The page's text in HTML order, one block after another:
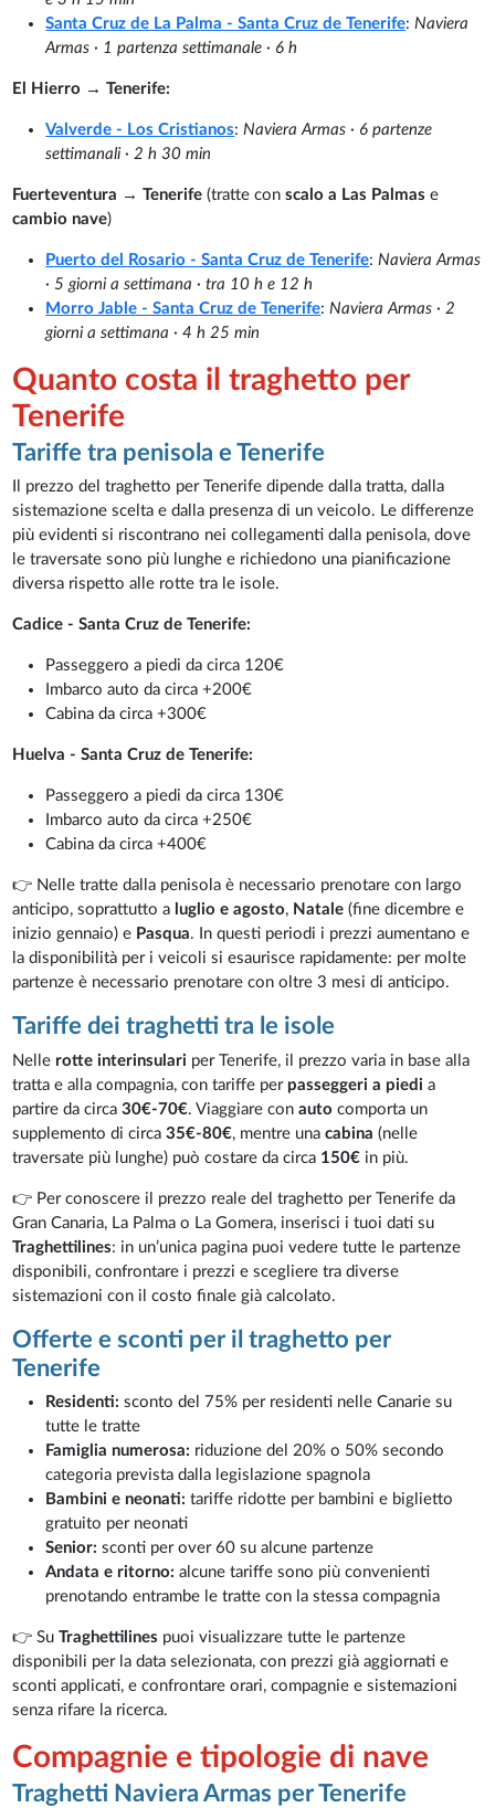
Santa Cruz de La Palma - Santa Cruz de Tenerife: Naviera
Armas · 1 partenza settimanale · 6 h
El Hierro → Tenerife:
Valverde - Los Cristianos: Naviera Armas · 6 partenze
settimanali · 2 h 30 min
Fuerteventura → Tenerife(tratte conscalo a Las Palmas e
cambio nave)
Puerto del Rosario - Santa Cruz de Tenerife: Naviera Armas
· 5 giorni a settimana · tra 10 h e 12 h
Morro Jable - Santa Cruz de Tenerife: Naviera Armas · 2
giorni a settimana · 4 h 25 min
Quanto costa il traghetto per
Tenerife
Tariffe tra penisola e Tenerife
Il prezzo del traghetto per Tenerife dipende dalla tratta, dalla
sistemazione scelta e dalla presenza di un veicolo. Le differenze
più evidenti si riscontrano nei collegamenti dalla penisola, dove
le traversate sono più lunghe e richiedono una pianificazione
diversa rispetto alle rotte tra le isole.
Cadice - Santa Cruz de Tenerife:
Passeggero a piedi da circa 120€
Imbarco auto da circa +200€
Cabina da circa +300€
Huelva - Santa Cruz de Tenerife:
Passeggero a piedi da circa 130€
Imbarco auto da circa +250€
Cabina da circa +400€
👉 Nelle tratte dalla penisola è necessario prenotare con largo
anticipo, soprattutto a luglio e agosto, Natale (fine dicembre e
inizio gennaio) e Pasqua. In questi periodi i prezzi aumentano e
la disponibilità per i veicoli si esaurisce rapidamente: per molte
partenze è necessario prenotare con oltre 3 mesi di anticipo.
Tariffe dei traghetti tra le isole
Nelle rotte interinsulari per Tenerife, il prezzo varia in base alla
tratta e alla compagnia, con tariffe per passeggeri a piedi a
partire da circa30€-70€. Viaggiare conauto comporta un
supplemento di circa35€-80€, mentre unacabina (nelle
traversate più lunghe) può costare da circa 150€ in più.
👉 Per conoscere il prezzo reale del traghetto per Tenerife da
Gran Canaria, La Palma o La Gomera, inserisci i tuoi dati su
Traghettilines: in un’unica pagina puoi vedere tutte le partenze
disponibili, confrontare i prezzi e scegliere tra diverse
sistemazioni con il costo finale già calcolato.
Offerte e sconti per il traghetto per
Tenerife
Residenti: sconto del 75% per residenti nelle Canarie su
tutte le tratte
Famiglia numerosa: riduzione del 20% o 50% secondo
categoria prevista dalla legislazione spagnola
Bambini e neonati: tariffe ridotte per bambini e biglietto
gratuito per neonati
Senior: sconti per over 60 su alcune partenze
Andata e ritorno: alcune tariffe sono più convenienti
prenotando entrambe le tratte con la stessa compagnia
👉 SuTraghettilines puoi visualizzare tutte le partenze
disponibili per la data selezionata, con prezzi già aggiornati e
sconti applicati, e confrontare orari, compagnie e sistemazioni
senza rifare la ricerca.
Compagnie e tipologie di nave
Traghetti Naviera Armas per Tenerife